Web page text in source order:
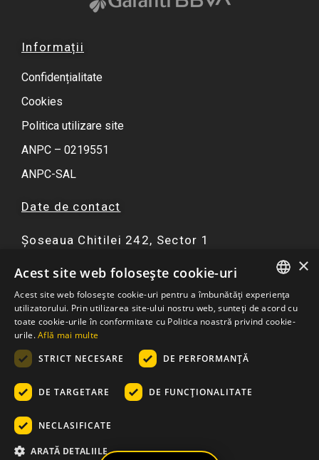
Informații
Confidențialitate
Cookies
Politica utilizare site
ANPC – 0219551
ANPC-SAL
Date de contact
Șoseaua Chitilei 242, Sector 1
F
c
e
b
o
k
I
n
s
t
a
g
a
Y
u
t
b
W
h
a
t
a
p
☏ 0751 299 402
contact@atriaresort.ro
ROMANIAN
ENGLISH
×
Acest site web folosește cookie-uri
Acest site web folosește cookie-uri pentru a îmbunătăți experiența
utilizatorului. Prin utilizarea site-ului nostru web, sunteți de acord cu
toate cookie-urile în conformitate cu Politica noastră privind cookie-
urile.Află mai multe
STRICT NECESARE
DE PERFORMANȚĂ
DE TARGETARE DE FUNCŢIONALITATE
NECLASIFICATE
ARATĂ DETALIILE